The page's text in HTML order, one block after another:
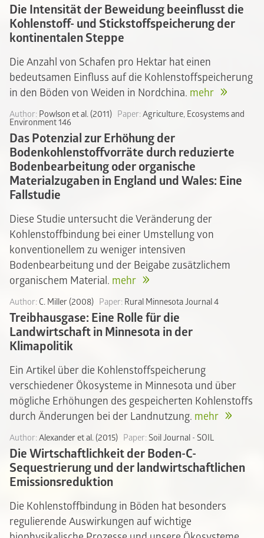
Die Intensität der Beweidung beeinflusst die
Kohlenstoff- und Stickstoffspeicherung der
kontinentalen Steppe
Die Anzahl von Schafen pro Hektar hat einen
bedeutsamen Einfluss auf die Kohlenstoffspeicherung
in den Böden von Weiden in Nordchina. mehr
Author: Powlson et al. (2011) Paper:Agriculture, Ecosystems and
Environment 146
Das Potenzial zur Erhöhung der
Bodenkohlenstoffvorräte durch reduzierte
Bodenbearbeitung oder organische
Materialzugaben in England und Wales: Eine
Fallstudie
Diese Studie untersucht die Veränderung der
Kohlenstoffbindung bei einer Umstellung von
konventionellem zu weniger intensiven
Bodenbearbeitung und der Beigabe zusätzlichem
organischem Material. mehr
Author: C. Miller (2008) Paper: Rural Minnesota Journal 4
Treibhausgase: Eine Rolle für die
Landwirtschaft in Minnesota in der
Klimapolitik
Ein Artikel über die Kohlenstoffspeicherung
verschiedener Ökosysteme in Minnesota und über
mögliche Erhöhungen des gespeicherten Kohlenstoffs
durch Änderungen bei der Landnutzung. mehr
Author:Alexander et al. (2015) Paper: Soil Journal - SOIL
Die Wirtschaftlichkeit der Boden-C-
Sequestrierung und der landwirtschaftlichen
Emissionsreduktion
Die Kohlenstoffbindung in Böden hat besonders
regulierende Auswirkungen auf wichtige